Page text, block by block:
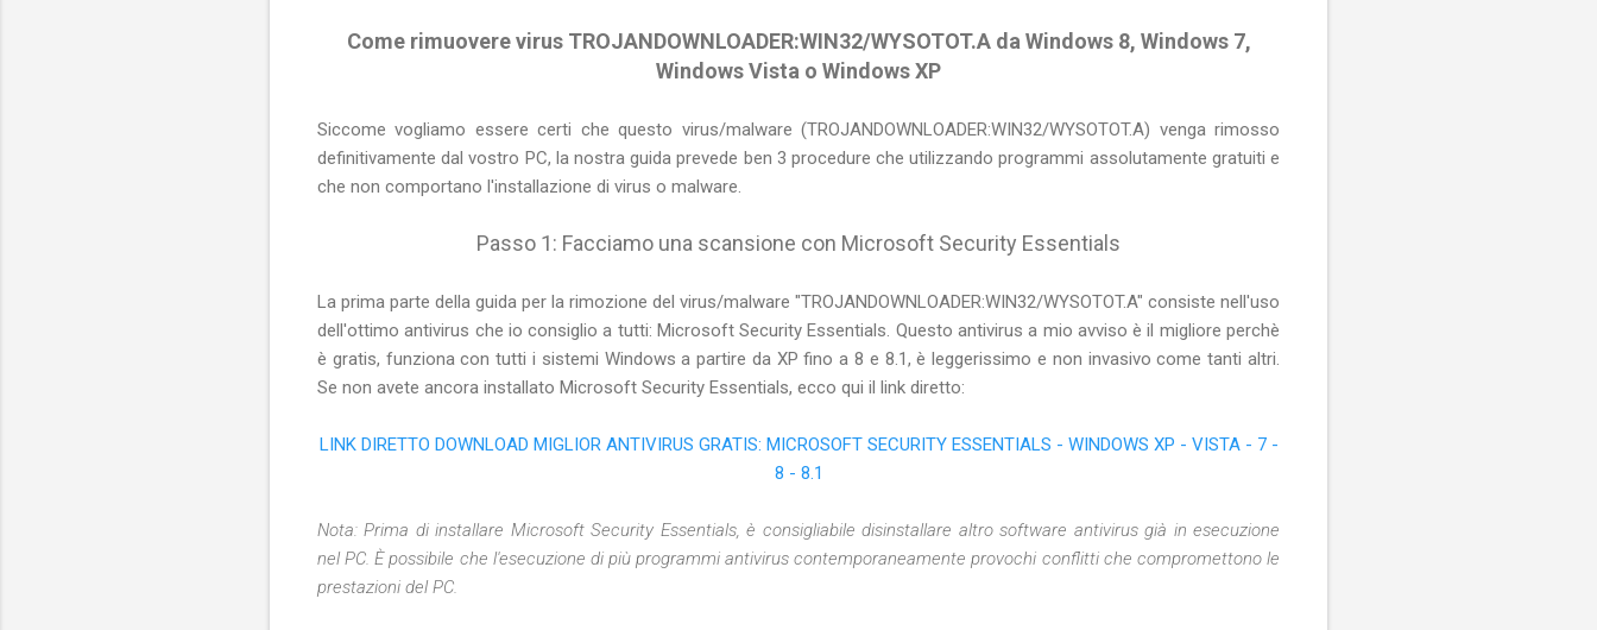
Come rimuovere virus TROJANDOWNLOADER:WIN32/WYSOTOT.A da Windows 8, Windows 7,
Windows Vista o Windows XP
Siccome vogliamo essere certi che questo virus/malware (TROJANDOWNLOADER:WIN32/WYSOTOT.A) venga rimosso
definitivamente dal vostro PC, la nostra guida prevede ben 3 procedure che utilizzando programmi assolutamente gratuiti e
che non comportano l'installazione di virus o malware.
Passo 1: Facciamo una scansione con Microsoft Security Essentials
La prima parte della guida per la rimozione del virus/malware "TROJANDOWNLOADER:WIN32/WYSOTOT.A" consiste nell'uso
dell'ottimo antivirus che io consiglio a tutti: Microsoft Security Essentials. Questo antivirus a mio avviso è il migliore perchè
è gratis, funziona con tutti i sistemi Windows a partire da XP fino a 8 e 8.1, è leggerissimo e non invasivo come tanti altri.
Se non avete ancora installato Microsoft Security Essentials, ecco qui il link diretto:
LINK DIRETTO DOWNLOAD MIGLIOR ANTIVIRUS GRATIS: MICROSOFT SECURITY ESSENTIALS - WINDOWS XP - VISTA - 7 -
8 - 8.1
Nota: Prima di installare Microsoft Security Essentials, è consigliabile disinstallare altro software antivirus già in esecuzione
nel PC. È possibile che l'esecuzione di più programmi antivirus contemporaneamente provochi conflitti che compromettono le
prestazioni del PC.